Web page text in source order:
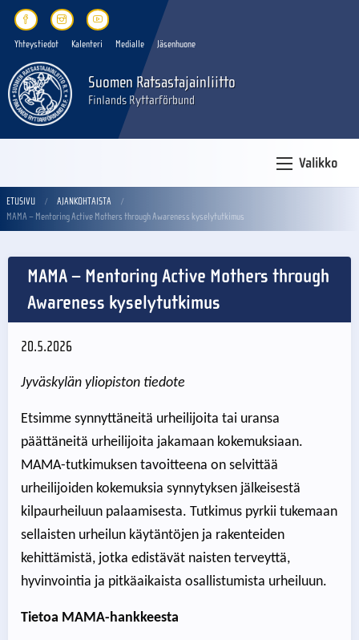
Yhteystiedot Kalenteri Medialle Jäsenhuone
Suomen Ratsastajainliitto
Finlands Ryttarförbund
Valikko
ETUSIVU
AJANKOHTAISTA
MAMA – Mentoring Active Mothers through Awareness kyselytutkimus
MAMA – Mentoring Active Mothers through
Awareness kyselytutkimus
20.5.2026
Jyväskylän yliopiston tiedote
Etsimme synnyttäneitä urheilijoita tai uransa
päättäneitä urheilijoita jakamaan kokemuksiaan.
MAMA-tutkimuksen tavoitteena on selvittää
urheilijoiden kokemuksia synnytyksen jälkeisestä
kilpaurheiluun palaamisesta. Tutkimus pyrkii tukemaan
sellaisten urheilun käytäntöjen ja rakenteiden
kehittämistä, jotka edistävät naisten terveyttä,
hyvinvointia ja pitkäaikaista osallistumista urheiluun.
Tietoa MAMA-hankkeesta